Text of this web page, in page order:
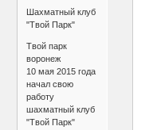
Шахматный клуб
"Твой Парк"
Твой парк
воронеж
10 мая 2015 года
начал свою
работу
шахматный клуб
"Твой Парк"